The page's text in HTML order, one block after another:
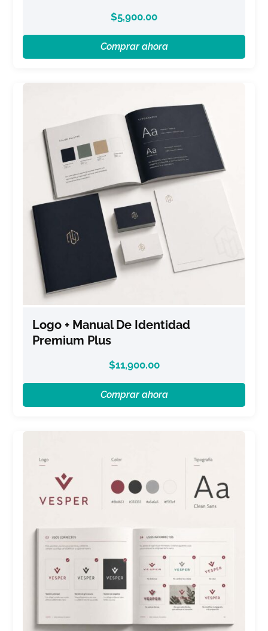
$5,900.00
Comprar ahora
Logo + Manual De Identidad
Premium Plus
$11,900.00
Comprar ahora